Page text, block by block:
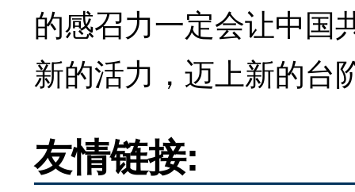
的感召力一定会让中国
新的活力，迈上新的台
友情链接: